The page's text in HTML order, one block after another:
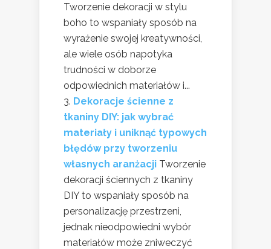
Tworzenie dekoracji w stylu
boho to wspaniały sposób na
wyrażenie swojej kreatywności,
ale wiele osób napotyka
trudności w doborze
odpowiednich materiałów i...
Dekoracje ścienne z
tkaniny DIY: jak wybrać
materiały i uniknąć typowych
błędów przy tworzeniu
własnych aranżacji Tworzenie
dekoracji ściennych z tkaniny
DIY to wspaniały sposób na
personalizację przestrzeni,
jednak nieodpowiedni wybór
materiałów może zniweczyć